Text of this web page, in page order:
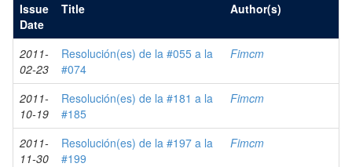
Issue
Date
Title Author(s)
2011-
02-23
Resolución(es) de la #055 a la
#074
Fimcm
2011-
10-19
Resolución(es) de la #181 a la
#185
Fimcm
2011-
11-30
Resolución(es) de la #197 a la
#199
Fimcm